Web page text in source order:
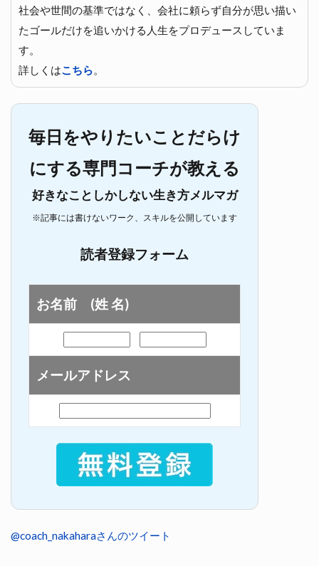
社会や世間の基準ではなく、会社に頼らず自分が思い描い
たゴールだけを追いかける人生をプロデュースしていま
す。
詳しくはこちら。
毎日をやりたいことだらけ
にする専門コーチが教える
好きなことしかしない生き方メルマガ
※記事には書けないワーク、スキルを公開しています
読者登録フォーム
お名前 (姓 名)
メールアドレス
@coach_nakaharaさんのツイート